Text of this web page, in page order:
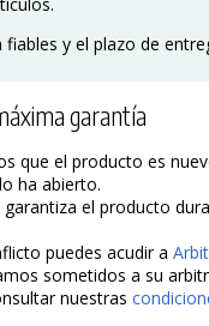
fiables y el plazo de
garantía
que el producto es
ha abierto.
el producto
puedes acudir a
sometidos a su
nuestras